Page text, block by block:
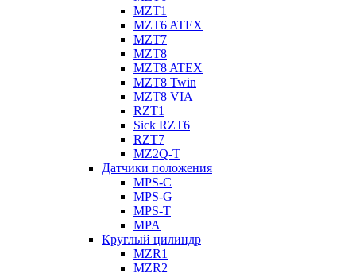
MZT1
MZT6 ATEX
MZT7
MZT8
MZT8 ATEX
MZT8 Twin
MZT8 VIA
RZT1
Sick RZT6
RZT7
MZ2Q-T
Датчики положения
MPS-C
MPS-G
MPS-T
MPA
Круглый цилиндр
MZR1
MZR2